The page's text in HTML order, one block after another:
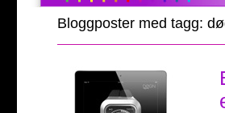
Bloggposter med tagg: